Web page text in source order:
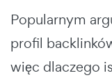
Popularnym
profil
więc dlaczego